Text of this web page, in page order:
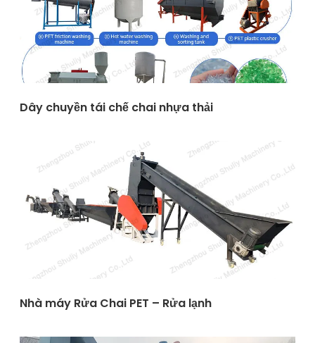
Dây chuyền tái chế chai nhựa thải
Nhà máy Rửa Chai PET – Rửa lạnh